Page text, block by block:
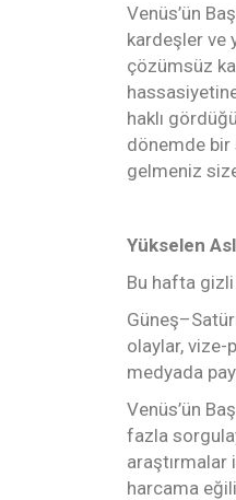
Venüs’ün
kardeşler ve
çözümsüz
haklı
dönemde bir
gelmeniz
Yükselen
Bu hafta
olaylar, vize-
medyada
Venüs’ün
fazla
araştırmalar
harcama